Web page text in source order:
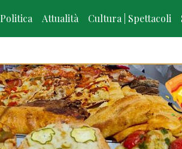
Politica Attualità Cultura | Spettacoli